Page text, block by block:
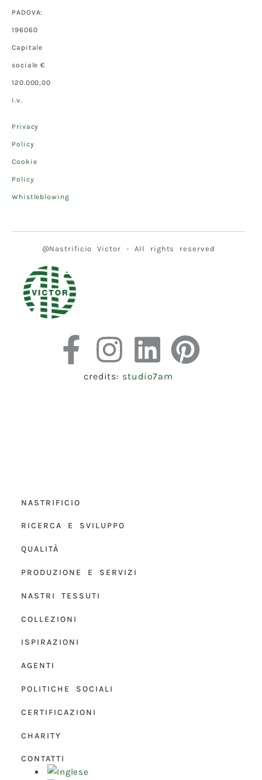
PADOVA:
196060
Capitale
sociale €
120.000,00
i.v.
Privacy
Policy
Cookie
Policy
Whistleblowing
@Nastrificio Victor - All rights reserved
credits: studio7am
NASTRIFICIO
RICERCA E SVILUPPO
QUALITÀ
PRODUZIONE E SERVIZI
NASTRI TESSUTI
COLLEZIONI
ISPIRAZIONI
AGENTI
POLITICHE SOCIALI
CERTIFICAZIONI
CHARITY
CONTATTI